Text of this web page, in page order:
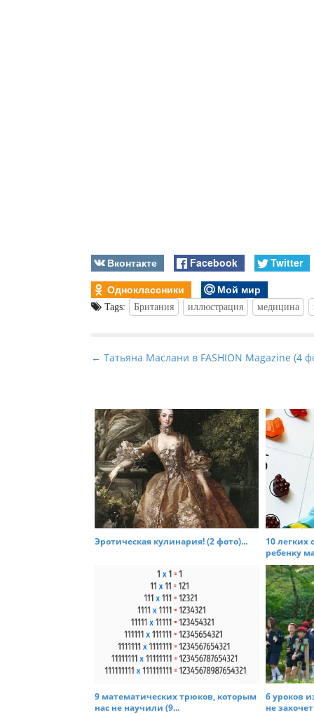
Вконтакте Facebook
Twitter
Одноклассники
Мой мир
Tags: Британия иллюстрация медицина
P
t
n
a
v
g
a
t
← Татьяна Маслани в FASHION Magazine (4
Эротическая кулинария! (2 фото)...
10 легких
ребенку
9 математических трюков, которым
нас не научили (9...
6 уроков
не